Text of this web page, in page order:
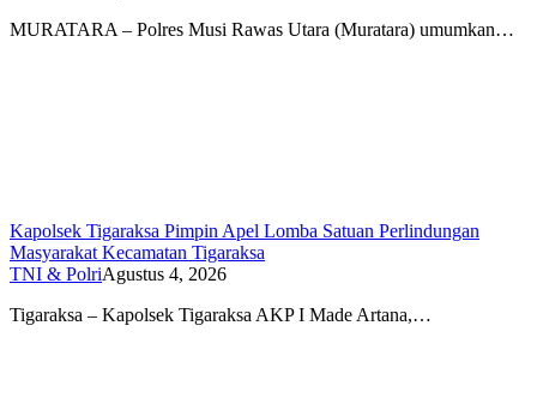
MURATARA – Polres Musi Rawas Utara (Muratara) umumkan…
Kapolsek Tigaraksa Pimpin Apel Lomba Satuan Perlindungan
Masyarakat Kecamatan Tigaraksa
TNI & PolriAgustus 4, 2026
Tigaraksa – Kapolsek Tigaraksa AKP I Made Artana,…